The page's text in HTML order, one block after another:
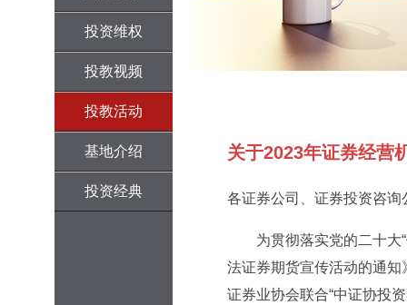
投资维权
投教视频
投教活动
基地介绍
投资经典
关于2023年证券经营
各证券公司、证券投资咨
为贯彻落实党的二十大“
法证券期货宣传活动的通
证券业协会联合“中证协投